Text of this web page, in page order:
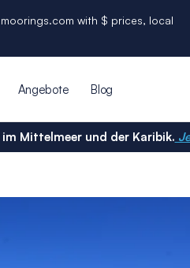
with $ prices, local
Angebote Blog
Mittelmeer und der Karibik.